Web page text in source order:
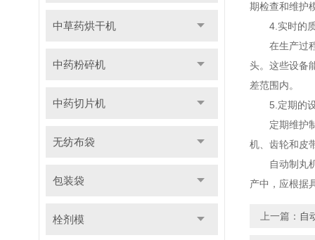
中草药烘干机
中药粉碎机
中药切片机
无纺布袋
包装袋
栓剂模
期检查和维护
4.实时的质
在生产过程
头。这些设备
差范围内。
5.定期的设
定期维护制
机、齿轮和皮
自动制丸机
产中，应根据
上一篇： 自